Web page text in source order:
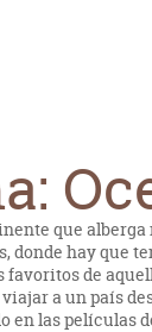
que
donde hay que
favoritos de
a un país
en las películas